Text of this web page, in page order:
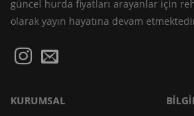
güncel hurda fiyatları arayanlar için
olarak yayın hayatına devam
KURUMSAL